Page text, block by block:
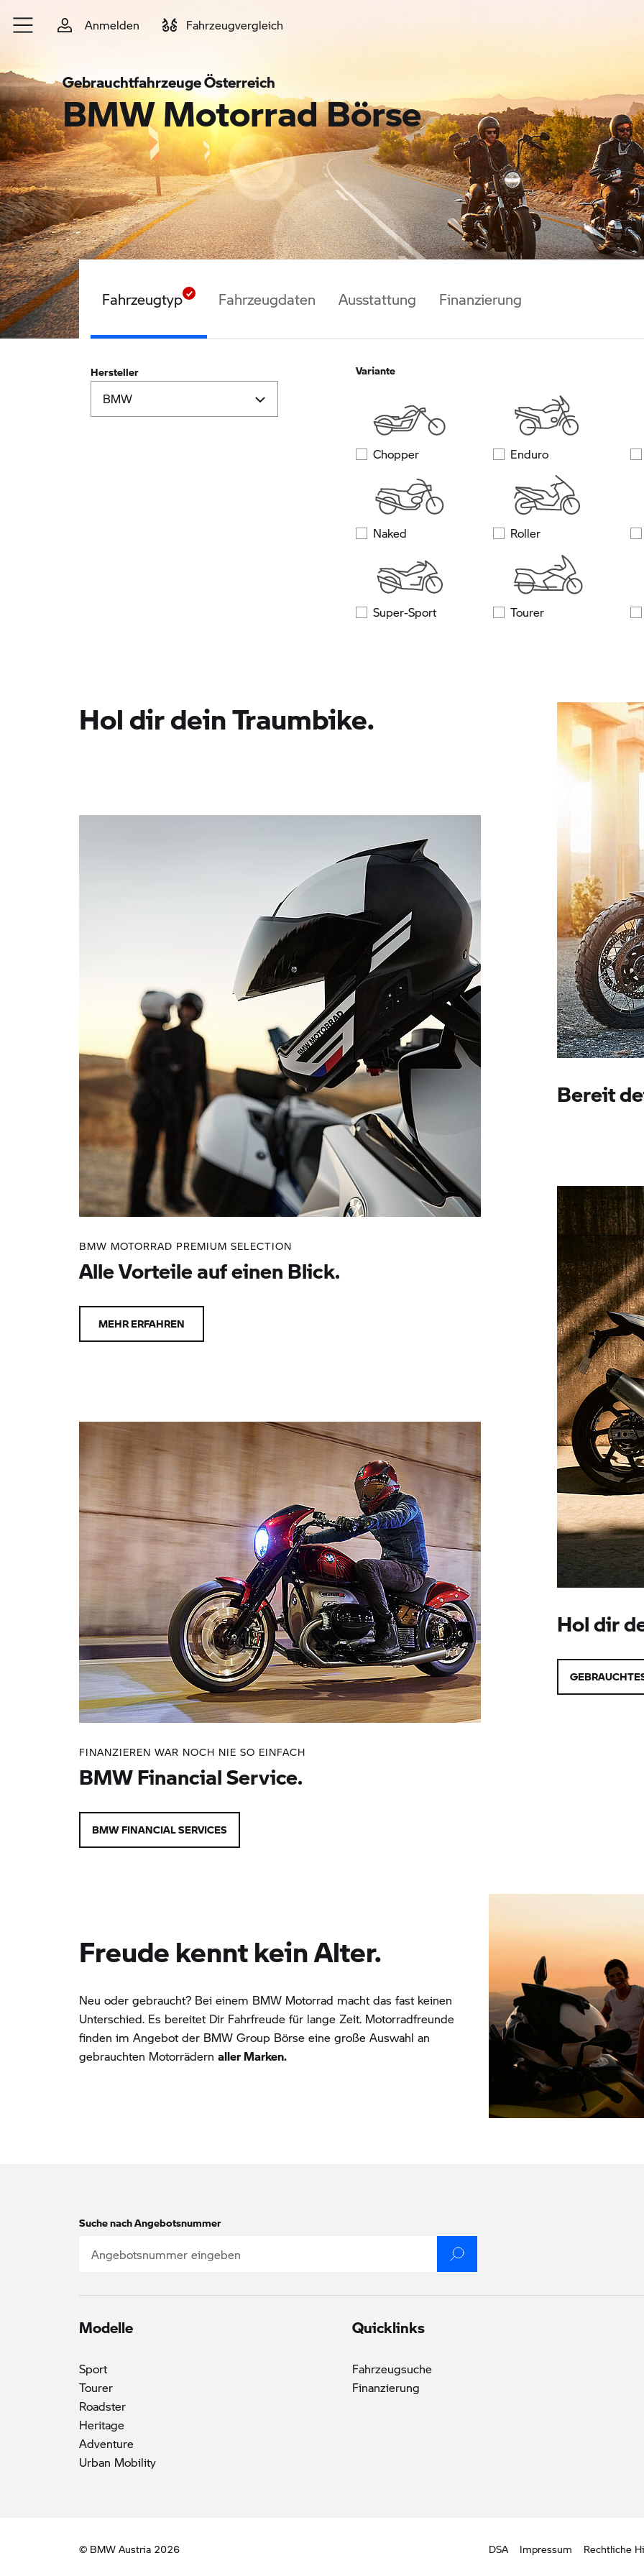
Zum Hauptinhalt springen
Anmelden Fahrzeugvergleich
Gebrauchtfahrzeuge Österreich
BMW Motorrad Börse
Fahrzeugtyp Fahrzeugdaten Ausstattung Finanzierung
Hersteller Variante
Chopper Enduro
Naked Roller
Super-Sport Tourer
Hol dir dein Traumbike.
Bereit
BMW MOTORRAD PREMIUM SELECTION
Alle Vorteile auf einen Blick.
MEHR ERFAHREN
Hol dir
FINANZIEREN WAR NOCH NIE SO EINFACH
BMW Financial Service.
BMW FINANCIAL SERVICES
Freude kennt kein Alter.
Neu oder gebraucht? Bei einem BMW Motorrad macht das fast keinen
Unterschied. Es bereitet Dir Fahrfreude für lange Zeit. Motorradfreunde
finden im Angebot der BMW Group Börse eine große Auswahl an
gebrauchten Motorrädern aller Marken.
Suche nach Angebotsnummer
Modelle
Sport
Tourer
Roadster
Heritage
Adventure
Urban Mobility
Quicklinks
Fahrzeugsuche
Finanzierung
DSA Impressum Rechtliche
© BMW Austria 2026